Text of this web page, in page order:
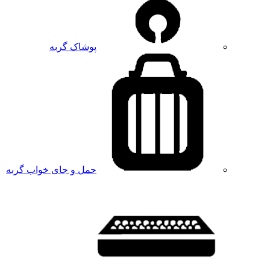
پوشاک گربه
حمل و جای خواب گربه